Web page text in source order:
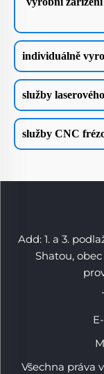
individuálně
služby
služby CNC
Add: 1. a 3.
Shatou,
Všechna práva